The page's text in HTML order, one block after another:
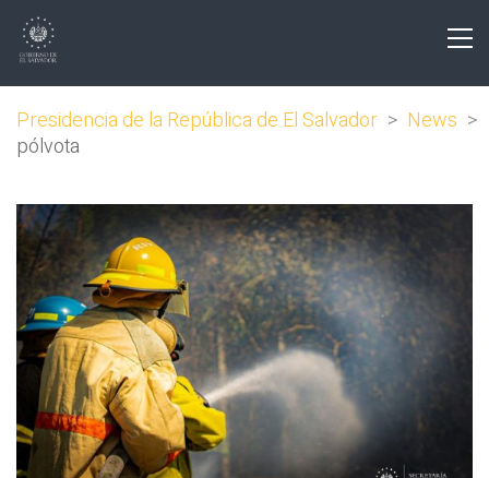
Presidencia de la República de El Salvador > News >
pólvota